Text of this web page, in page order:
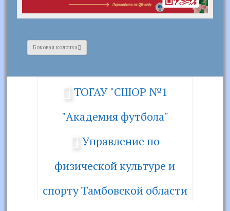
Боковая колонка
ТОГАУ "СШОР №1
"Академия футбола"
Управление по
физической культуре и
спорту Тамбовской области